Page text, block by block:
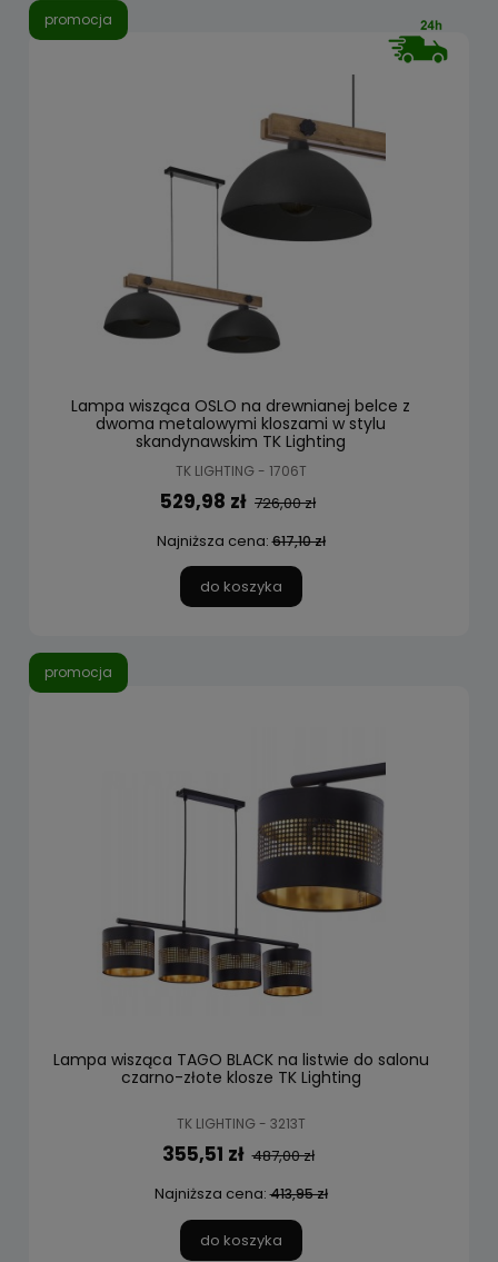
Lampa wisząca OSLO na drewnianej belce z
dwoma metalowymi kloszami w stylu
skandynawskim TK Lighting
TK LIGHTING - 1706T
529,98 zł 726,00 zł
Najniższa cena:617,10 zł
do koszyka
promocja
Lampa wisząca TAGO BLACK na listwie do salonu
czarno-złote klosze TK Lighting
TK LIGHTING - 3213T
355,51 zł 487,00 zł
Najniższa cena:413,95 zł
do koszyka
promocja